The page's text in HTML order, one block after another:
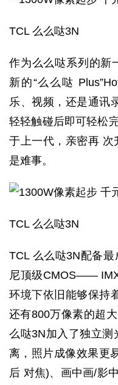
TCL 么么哒3N
作为么么哒系列的新
新的“么么哒
乐、视频，还是通讯
轻轻触碰后即可轻松
于上一代，亲密再
是难事。
TCL 么么哒3N
TCL 么么哒3N配备
尼顶级CMOS——
环境下依旧能够保持
还有800万像素的超
么哒3N加入了独立测
离，照片成像效果更
后 对焦)、画中画/影